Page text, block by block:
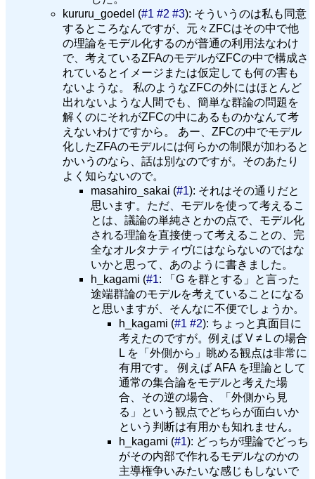
kururu_goedel (#1 #2 #3): そういうのは私も同意
するところなんですが、元々ZFCはその中で他
の理論をモデル化するのが普通の利用法なわけ
で、考えているZFAのモデルがZFCの中で構成さ
れているとイメージまたは仮定しても何の害も
ないような。 私のようなZFCの外にはほとんど
出れないような人間でも、簡単な群論の問題を
解くのにそれがZFCの中にあるものかなんて考
えないわけですから。 あー、ZFCの中でモデル
化したZFAのモデルには何らかの制限が加わると
かいうのなら、話は別なのですが。そのあたり
よく知らないので。
masahiro_sakai (#1): それはその通りだと
思います。ただ、モデルを使って考えるこ
とは、議論の単純さとかの点で、モデル化
される理論を直接使って考えることの、完
全なオルタナティヴにはならないのではな
いかと思って、あのように書きました。
h_kagami (#1: 「G を群とする」と言った
途端群論のモデルを考えていることになる
と思いますが、そんなに不便でしょうか。
h_kagami (#1 #2): ちょっと真面目に
考えたのですが。例えば V ≠ L の場合
L を「外側から」眺める観点は非常に
有用です。 例えば AFA を理論として
通常の集合論をモデルと考えた場
合、その逆の場合、「外側から見
る」という観点でどちらが面白いか
という判断は有用かも知れません。
h_kagami (#1): どっちが理論でどっち
がその内部で作れるモデルなのかの
主導権争いみたいな感じもしないで